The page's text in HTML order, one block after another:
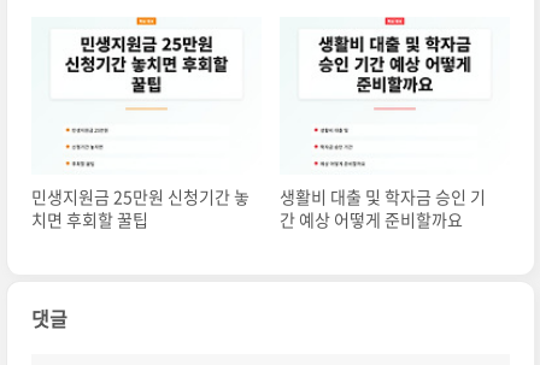
민생지원금 25만원 신청기간 놓
치면 후회할 꿀팁
생활비 대출 및 학자금 승인 기
간 예상 어떻게 준비할까요
댓글